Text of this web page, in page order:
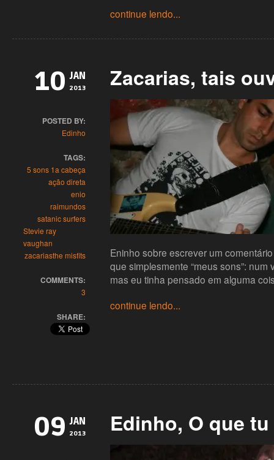
continue lendo...
10 JAN
2013
POSTED BY:
Edinho
TAGS:
5 sons 1a cabeça
ação direta
enio
raimundos
satanic surfers
Stevie ray
vaughan
the misfits
zacarias
COMMENTS:
3
SHARE:
Zacarias, tais
Eninho sobre escrever um
que simplesmente “meus sons”:
mas eu tinha pensado em alguma
continue lendo...
09 JAN
2013 Edinho, O que